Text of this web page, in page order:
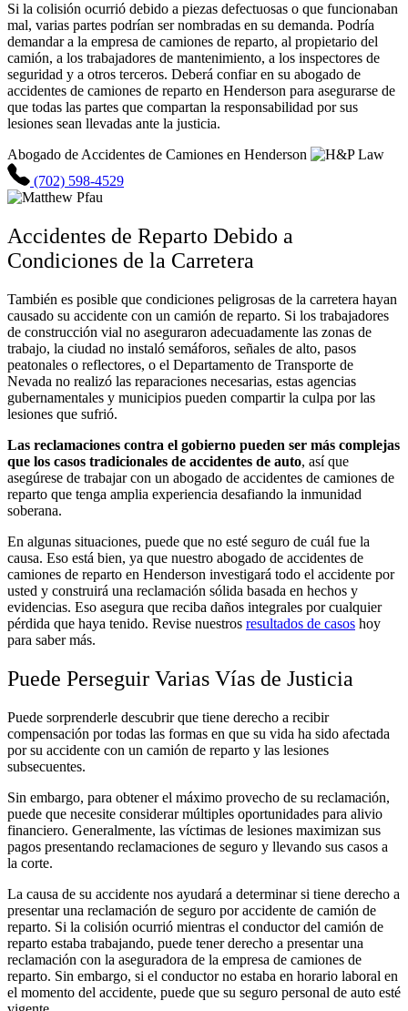
Si la colisión ocurrió debido a piezas defectuosas o que funcionaban
mal, varias partes podrían ser nombradas en su demanda. Podría
demandar a la empresa de camiones de reparto, al propietario del
camión, a los trabajadores de mantenimiento, a los inspectores de
seguridad y a otros terceros. Deberá confiar en su abogado de
accidentes de camiones de reparto en Henderson para asegurarse de
que todas las partes que compartan la responsabilidad por sus
lesiones sean llevadas ante la justicia.
Abogado de Accidentes de Camiones en Henderson
(702) 598-4529
Accidentes de Reparto Debido a
Condiciones de la Carretera
También es posible que condiciones peligrosas de la carretera hayan
causado su accidente con un camión de reparto. Si los trabajadores
de construcción vial no aseguraron adecuadamente las zonas de
trabajo, la ciudad no instaló semáforos, señales de alto, pasos
peatonales o reflectores, o el Departamento de Transporte de
Nevada no realizó las reparaciones necesarias, estas agencias
gubernamentales y municipios pueden compartir la culpa por las
lesiones que sufrió.
Las reclamaciones contra el gobierno pueden ser más complejas
que los casos tradicionales de accidentes de auto, así que
asegúrese de trabajar con un abogado de accidentes de camiones de
reparto que tenga amplia experiencia desafiando la inmunidad
soberana.
En algunas situaciones, puede que no esté seguro de cuál fue la
causa. Eso está bien, ya que nuestro abogado de accidentes de
camiones de reparto en Henderson investigará todo el accidente por
usted y construirá una reclamación sólida basada en hechos y
evidencias. Eso asegura que reciba daños integrales por cualquier
pérdida que haya tenido. Revise nuestros resultados de casos hoy
para saber más.
Puede Perseguir Varias Vías de Justicia
Puede sorprenderle descubrir que tiene derecho a recibir
compensación por todas las formas en que su vida ha sido afectada
por su accidente con un camión de reparto y las lesiones
subsecuentes.
Sin embargo, para obtener el máximo provecho de su reclamación,
puede que necesite considerar múltiples oportunidades para alivio
financiero. Generalmente, las víctimas de lesiones maximizan sus
pagos presentando reclamaciones de seguro y llevando sus casos a
la corte.
La causa de su accidente nos ayudará a determinar si tiene derecho a
presentar una reclamación de seguro por accidente de camión de
reparto. Si la colisión ocurrió mientras el conductor del camión de
reparto estaba trabajando, puede tener derecho a presentar una
reclamación con la aseguradora de la empresa de camiones de
reparto. Sin embargo, si el conductor no estaba en horario laboral en
el momento del accidente, puede que su seguro personal de auto esté